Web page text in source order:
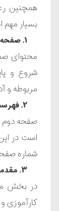
همچنین
بسیار
۱. صفحه اول
محتوای
شروع و
مربوطه و
۲. فهرست مطالب
صفحه دوم
است در
شماره
۳. مقدمه
در بخش
کارآموزی